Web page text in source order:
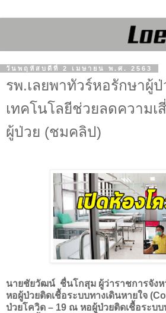
วันพฤหัสบดีที่ 2 เมษายน พ.ศ. 2563
รพ.เลยพาทัวร์หอรักษาผู้
เทคโนโลยีช่วยลดความเ
ผู้ป่วย (ชมคลิป)
นายชัยวัฒน์ ชื่นโกสุม ผู้ว่าราชการจังห
หอผู้ป่วยติดเชื้อระบบทางเดินหายใจ (
ป่วยโควิด – 19 ณ หอผู้ป่วยติดเชื้อระบบ